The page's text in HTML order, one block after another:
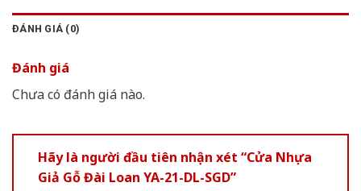
ĐÁNH GIÁ (0)
Đánh giá
Chưa có đánh giá nào.
Hãy là người đầu tiên nhận xét “Cửa Nhựa
Giả Gỗ Đài Loan YA-21-DL-SGD”